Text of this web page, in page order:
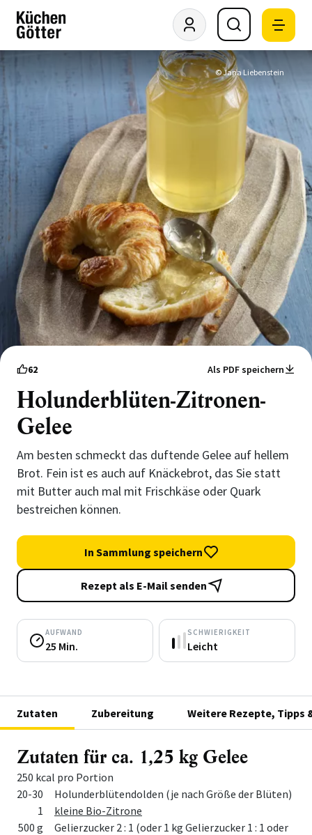
© Jana Liebenstein
62 Als PDF speichern
Holunderblüten-Zitronen-
Gelee
Am besten schmeckt das duftende Gelee auf hellem
Brot. Fein ist es auch auf Knäckebrot, das Sie statt
mit Butter auch mal mit Frischkäse oder Quark
bestreichen können.
In Sammlung speichern
Rezept als E-Mail senden
AUFWAND
25 Min.
SCHWIERIGKEIT
Leicht
Zutaten Zubereitung Weitere Rezepte, Tipps
Zutaten für ca. 1,25 kg Gelee
250 kcal pro Portion
Menge
Zutat
20-30
Holunderblütendolden (je nach Größe der Blüten)
1
kleine Bio-Zitrone
500 g
Gelierzucker 2 : 1 (oder 1 kg Gelierzucker 1 : 1 oder